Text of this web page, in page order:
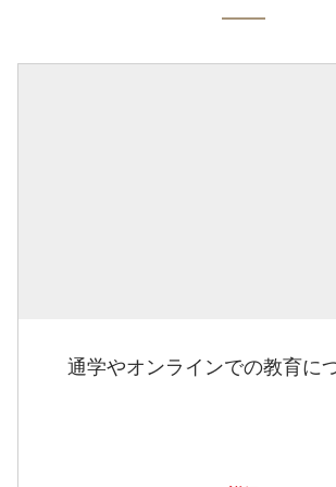
通学やオンラインでの教育に